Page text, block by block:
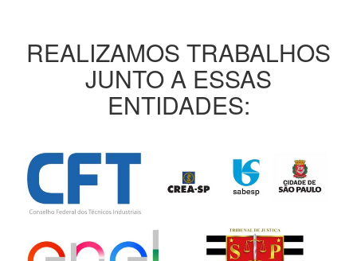
REALIZAMOS TRABALHOS
JUNTO A ESSAS
ENTIDADES: